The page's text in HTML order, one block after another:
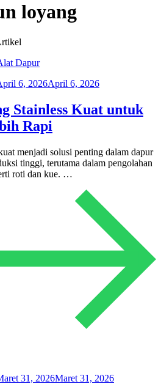
loyang
6, 2026April 6, 2026
Stainless Kuat untuk
Rapi
menjadi solusi penting dalam dapur
tinggi, terutama dalam pengolahan
roti dan kue. …
31, 2026Maret 31, 2026